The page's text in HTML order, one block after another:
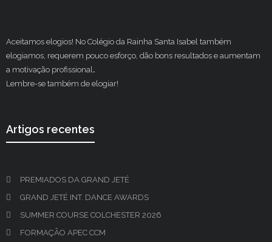
Aceitamos elogios! No Colégio da Rainha Santa Isabel também
elogiamos, requerem pouco esforço, dão bons resultados e aumentam
a motivação profissional.
Lembre-se também de elogiar!
Artigos recentes
PREMIADOS DA GRAND JETÉ
GRAND JETÉ INT. DANCE AWARDS
SUMMER COURSE COLCHESTER 2026
FORMAÇÃO APEC CCM